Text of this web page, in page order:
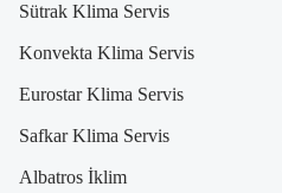
Sütrak Klima Servis
Konvekta Klima Servis
Eurostar Klima Servis
Safkar Klima Servis
Albatros İklim